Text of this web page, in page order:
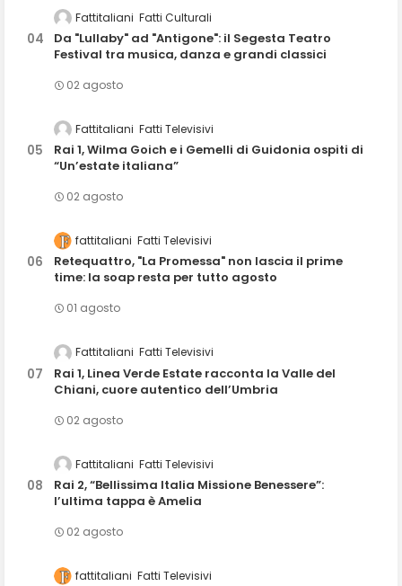
Fattitaliani Fatti Culturali
Da "Lullaby" ad "Antigone": il Segesta Teatro
Festival tra musica, danza e grandi classici
02 agosto
Fattitaliani Fatti Televisivi
Rai 1, Wilma Goich e i Gemelli di Guidonia ospiti di
“Un’estate italiana”
02 agosto
fattitaliani Fatti Televisivi
Retequattro, "La Promessa" non lascia il prime
time: la soap resta per tutto agosto
01 agosto
Fattitaliani Fatti Televisivi
Rai 1, Linea Verde Estate racconta la Valle del
Chiani, cuore autentico dell’Umbria
02 agosto
Fattitaliani Fatti Televisivi
Rai 2, “Bellissima Italia Missione Benessere”:
l’ultima tappa è Amelia
02 agosto
fattitaliani Fatti Televisivi